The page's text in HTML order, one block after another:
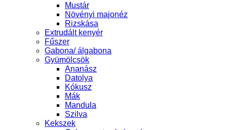
Mustár
Növényi majonéz
Rizskása
Extrudált kenyér
Fűszer
Gabona/ álgabona
Gyümölcsök
Ananász
Datolya
Kókusz
Mák
Mandula
Szilva
Kekszek